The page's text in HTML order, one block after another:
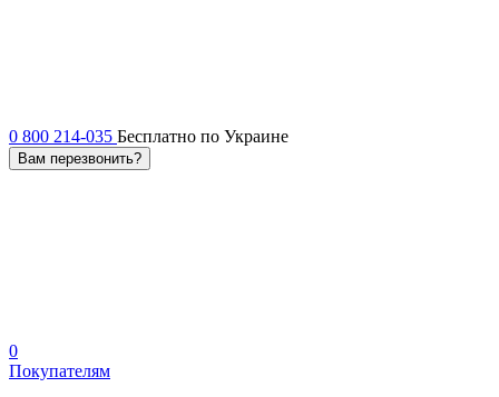
0 800 214-035 Бесплатно по Украине
Вам перезвонить?
0
Покупателям